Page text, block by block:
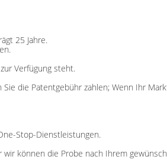
25 Jahre.
Verfügung steht.
die Patentgebühr zahlen; Wenn Ihr
Stop-Dienstleistungen.
können die Probe nach Ihrem